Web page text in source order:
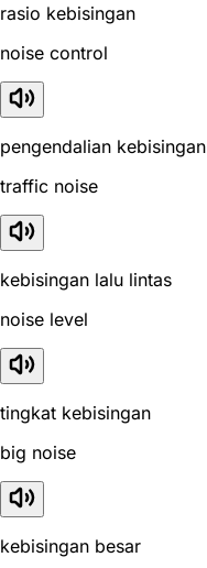
rasio kebisingan
noise control
pengendalian kebisingan
traffic noise
kebisingan lalu lintas
noise level
tingkat kebisingan
big noise
kebisingan besar